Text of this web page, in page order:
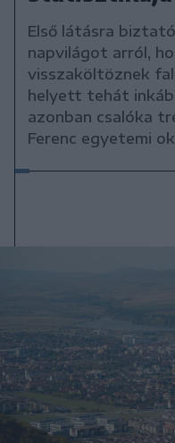
Első látásra
napvilágot arról,
visszaköltöznek
helyett tehát
azonban csalóka
Ferenc egyetemi